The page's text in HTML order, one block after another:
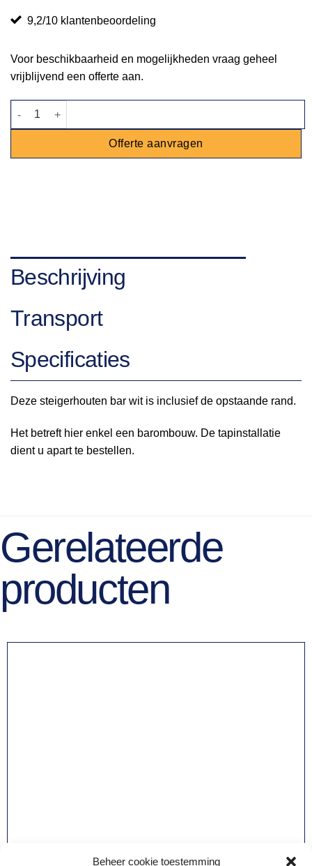
Beheer cookie toestemming
9,2/10 klantenbeoordeling
Voor beschikbaarheid en mogelijkheden vraag geheel
vrijblijvend een offerte aan.
Barombouw steigerhout wit - 1,7m aantal
Offerte aanvragen
Beschrijving
Transport
Specificaties
Deze steigerhouten bar wit is inclusief de opstaande rand.
Het betreft hier enkel een barombouw. De tapinstallatie
dient u apart te bestellen.
Gerelateerde
producten